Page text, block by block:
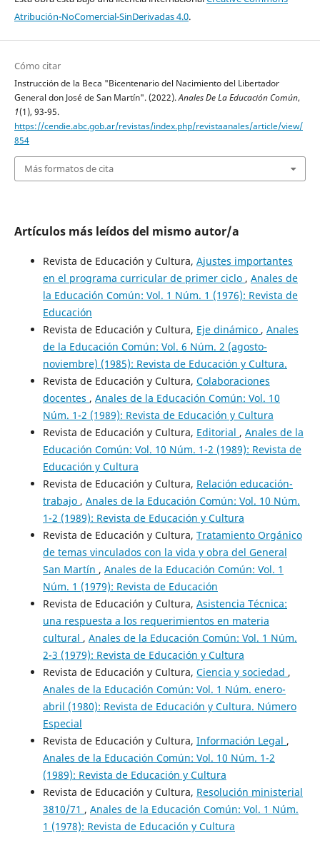
Atribución-NoComercial-SinDerivadas 4.0.
Cómo citar
Instrucción de la Beca "Bicentenario del Nacimiento del Libertador
General don José de San Martín". (2022).Anales De La Educación Común,
1(1), 93-95.
https://cendie.abc.gob.ar/revistas/index.php/revistaanales/article/view/
854
Más formatos de cita
Artículos más leídos del mismo autor/a
Revista de Educación y Cultura, Ajustes importantes
en el programa curricular de primer ciclo , Anales de
la Educación Común: Vol. 1 Núm. 1 (1976): Revista de
Educación
Revista de Educación y Cultura, Eje dinámico , Anales
de la Educación Común: Vol. 6 Núm. 2 (agosto-
noviembre) (1985): Revista de Educación y Cultura.
Revista de Educación y Cultura, Colaboraciones
docentes , Anales de la Educación Común: Vol. 10
Núm. 1-2 (1989): Revista de Educación y Cultura
Revista de Educación y Cultura, Editorial , Anales de la
Educación Común: Vol. 10 Núm. 1-2 (1989): Revista de
Educación y Cultura
Revista de Educación y Cultura, Relación educación-
trabajo , Anales de la Educación Común: Vol. 10 Núm.
1-2 (1989): Revista de Educación y Cultura
Revista de Educación y Cultura, Tratamiento Orgánico
de temas vinculados con la vida y obra del General
San Martín , Anales de la Educación Común: Vol. 1
Núm. 1 (1979): Revista de Educación
Revista de Educación y Cultura, Asistencia Técnica:
una respuesta a los requerimientos en materia
cultural , Anales de la Educación Común: Vol. 1 Núm.
2-3 (1979): Revista de Educación y Cultura
Revista de Educación y Cultura, Ciencia y sociedad ,
Anales de la Educación Común: Vol. 1 Núm. enero-
abril (1980): Revista de Educación y Cultura. Número
Especial
Revista de Educación y Cultura, Información Legal ,
Anales de la Educación Común: Vol. 10 Núm. 1-2
(1989): Revista de Educación y Cultura
Revista de Educación y Cultura, Resolución ministerial
3810/71 , Anales de la Educación Común: Vol. 1 Núm.
1 (1978): Revista de Educación y Cultura